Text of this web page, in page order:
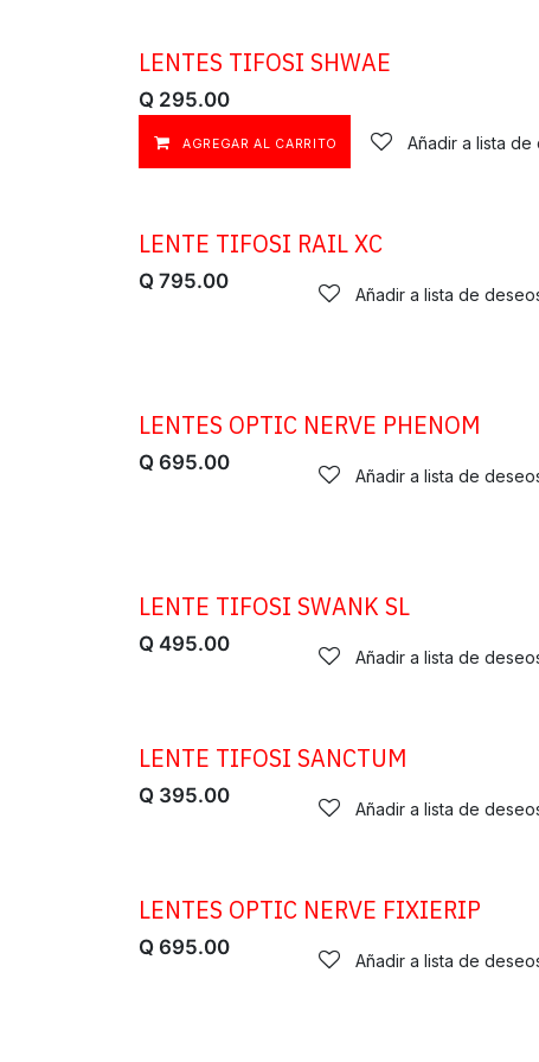
LENTES TIFOSI SHWAE
Q 295.00
AGREGAR AL CARRITO Añadir a lista de
LENTE TIFOSI RAIL XC
Q 795.00
Añadir a lista de
LENTES OPTIC NERVE PHENOM
Q 695.00
Añadir a lista de
LENTE TIFOSI SWANK SL
Q 495.00
Añadir a lista de
LENTE TIFOSI SANCTUM
Q 395.00
Añadir a lista de
LENTES OPTIC NERVE FIXIERIP
Q 695.00
Añadir a lista de